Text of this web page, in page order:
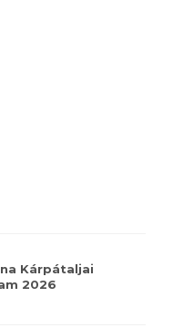
Kárpátaljai
2026